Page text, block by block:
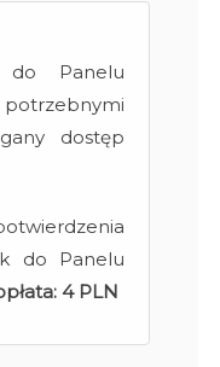
do Panelu
dostęp
do Panelu
4 PLN